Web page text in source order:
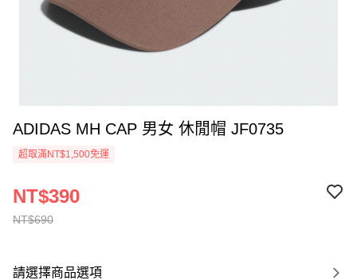
ADIDAS MH CAP 男女 休閒帽 JF0735
超取滿NT$1,500免運
NT$690
NT$390
請選擇商品選項